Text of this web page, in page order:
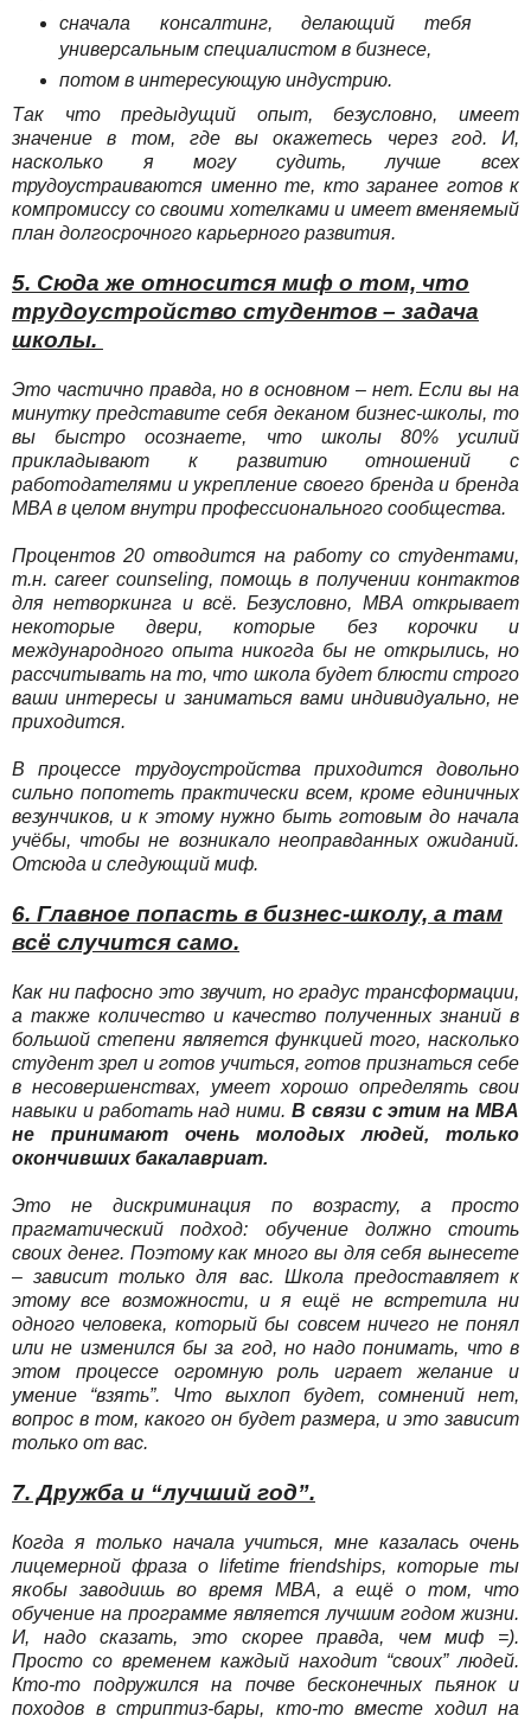
сначала консалтинг, делающий тебя
универсальным специалистом в бизнесе,
потом в интересующую индустрию.
Так что предыдущий опыт, безусловно, имеет
значение в том, где вы окажетесь через год. И,
насколько я могу судить, лучше всех
трудоустраиваются именно те, кто заранее готов к
компромиссу со своими хотелками и имеет вменяемый
план долгосрочного карьерного развития.
5. Сюда же относится миф о том, что
трудоустройство студентов – задача
школы.
Это частично правда, но в основном – нет. Если вы на
минутку представите себя деканом бизнес-школы, то
вы быстро осознаете, что школы 80% усилий
прикладывают к развитию отношений с
работодателями и укрепление своего бренда и бренда
MBA в целом внутри профессионального сообщества.
Процентов 20 отводится на работу со студентами,
т.н. career counseling, помощь в получении контактов
для нетворкинга и всё. Безусловно, MBA открывает
некоторые двери, которые без корочки и
международного опыта никогда бы не открылись, но
рассчитывать на то, что школа будет блюсти строго
ваши интересы и заниматься вами индивидуально, не
приходится.
В процессе трудоустройства приходится довольно
сильно попотеть практически всем, кроме единичных
везунчиков, и к этому нужно быть готовым до начала
учёбы, чтобы не возникало неоправданных ожиданий.
Отсюда и следующий миф.
6. Главное попасть в бизнес-школу, а там
всё случится само.
Как ни пафосно это звучит, но градус трансформации,
а также количество и качество полученных знаний в
большой степени является функцией того, насколько
студент зрел и готов учиться, готов признаться себе
в несовершенствах, умеет хорошо определять свои
навыки и работать над ними. В связи с этим на MBA
не принимают очень молодых людей, только
окончивших бакалавриат.
Это не дискриминация по возрасту, а просто
прагматический подход: обучение должно стоить
своих денег. Поэтому как много вы для себя вынесете
– зависит только для вас. Школа предоставляет к
этому все возможности, и я ещё не встретила ни
одного человека, который бы совсем ничего не понял
или не изменился бы за год, но надо понимать, что в
этом процессе огромную роль играет желание и
умение “взять”. Что выхлоп будет, сомнений нет,
вопрос в том, какого он будет размера, и это зависит
только от вас.
7. Дружба и “лучший год”.
Когда я только начала учиться, мне казалась очень
лицемерной фраза о lifetime friendships, которые ты
якобы заводишь во время MBA, а ещё о том, что
обучение на программе является лучшим годом жизни.
И, надо сказать, это скорее правда, чем миф =).
Просто со временем каждый находит “своих” людей.
Кто-то подружился на почве бесконечных пьянок и
походов в стриптиз-бары, кто-то вместе ходил на